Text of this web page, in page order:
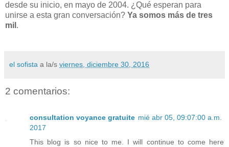
desde su inicio, en mayo de 2004. ¿Qué esperan para
unirse a esta gran conversación? Ya somos más de tres
mil .
el sofista a la/s viernes, diciembre 30, 2016
2 comentarios:
consultation voyance gratuite mié abr 05, 09:07:00 a.m.
2017
This blog is so nice to me. I will continue to come here